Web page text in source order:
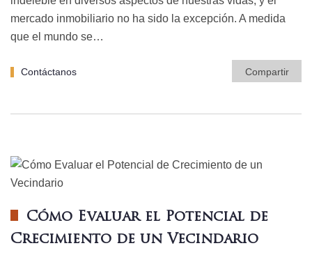
mercado inmobiliario no ha sido la excepción. A medida
que el mundo se…
Contáctanos Compartir
Cómo Evaluar el Potencial de
Crecimiento de un Vecindario